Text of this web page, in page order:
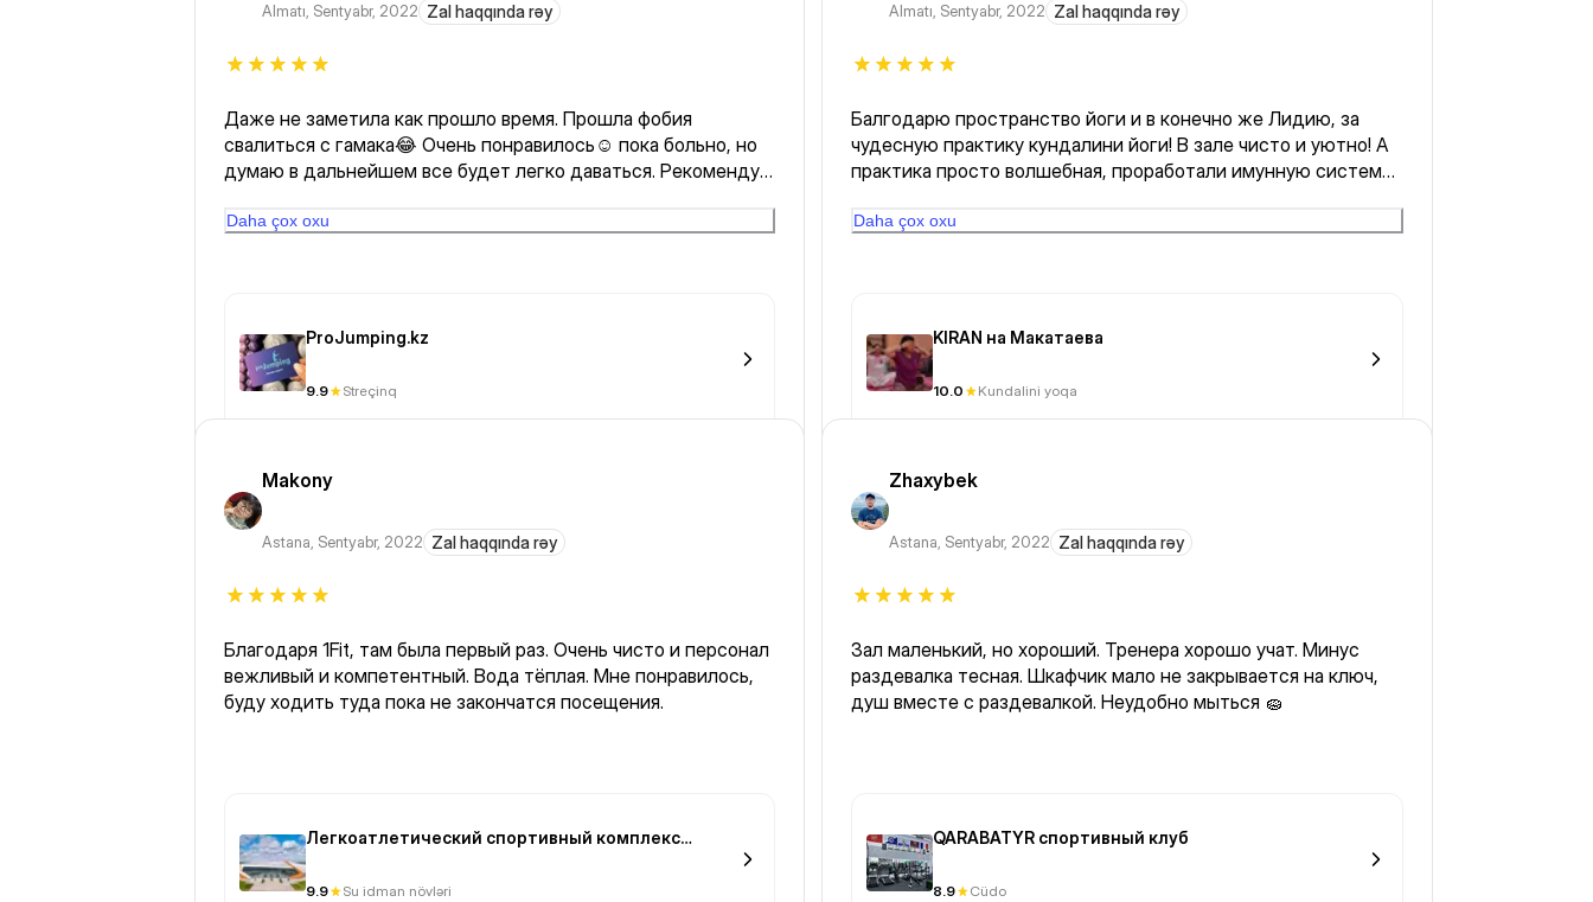
Almatı, Sentyabr, 2022 Zal haqqında rəy
Даже не заметила как прошло время. Прошла фобия
свалиться с гамака😂 Очень понравилось☺️ пока больно, но
думаю в дальнейшем все будет легко даваться. Рекомендую
Daha çox oxu
ProJumping.kz
9.9 Streçinq
Almatı, Sentyabr, 2022 Zal haqqında rəy
Балгодарю пространство йоги и в конечно же Лидию, за
чудесную практику кундалини йоги! В зале чисто и уютно! А
практика просто волшебная, проработали имунную систему,
лопаток! А в конце шавасана под гонгом это было до
Daha çox oxu
KIRAN на Макатаева
10.0 Kundalini yoqa
Makony
Astana, Sentyabr, 2022 Zal haqqında rəy
Благодаря 1Fit, там была первый раз. Очень чисто и персонал
вежливый и компетентный. Вода тёплая. Мне понравилось,
буду ходить туда пока не закончатся посещения.
Легкоатлетический спортивный комплекс
Qazaqstan
9.9 Su idman növləri
Zhaxybek
Astana, Sentyabr, 2022 Zal haqqında rəy
Зал маленький, но хороший. Тренера хорошо учат. Минус
раздевалка тесная. Шкафчик мало не закрывается на ключ,
душ вместе с раздевалкой. Неудобно мыться 🧽
QARABATYR спортивный клуб
8.9 Cüdo